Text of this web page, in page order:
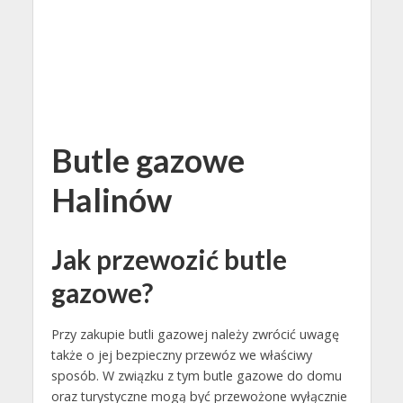
Butle gazowe
Halinów
Jak przewozić butle
gazowe?
Przy zakupie butli gazowej należy zwrócić uwagę
także o jej bezpieczny przewóz we właściwy
sposób. W związku z tym butle gazowe do domu
oraz turystyczne mogą być przewożone wyłącznie